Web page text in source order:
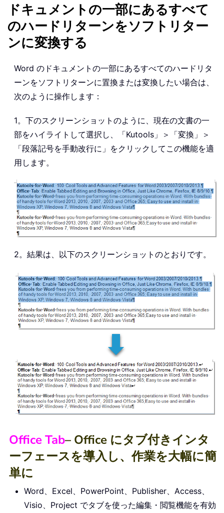
ドキュメントの一部にあるすべて
のハードリターンをソフトリター
ンに変換する
Word のドキュメントの一部にあるすべてのハードリタ
ーンをソフトリターンに置換または変換したい場合は、
次のように操作します：
1。下のスクリーンショットのように、現在の文書の一
部をハイライトして選択し、「Kutools」＞「変換」＞
「段落記号を手動改行に」をクリックしてこの機能を適
用します。
2。結果は、以下のスクリーンショットのとおりです。
Office Tab– Office にタブ付きインタ
ーフェースを導入し、作業を大幅に簡
単に
Word、Excel、PowerPoint、Publisher、Access、
Visio、Project でタブを使った編集・閲覧機能を有効